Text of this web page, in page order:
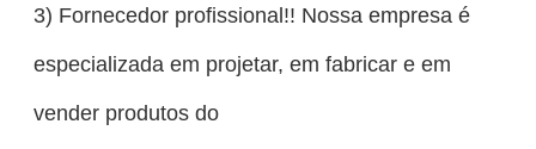
3) Fornecedor profissional!! Nossa empresa é
especializada em projetar, em fabricar e em
vender produtos do